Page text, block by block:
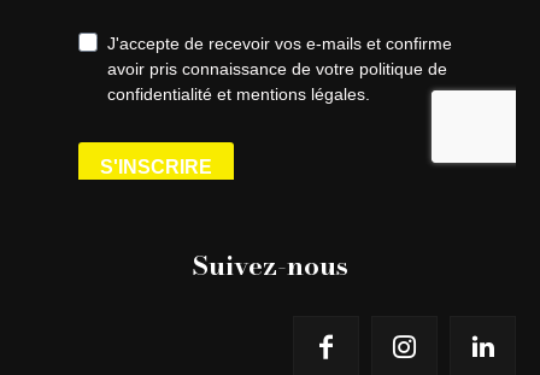
Suivez-nous